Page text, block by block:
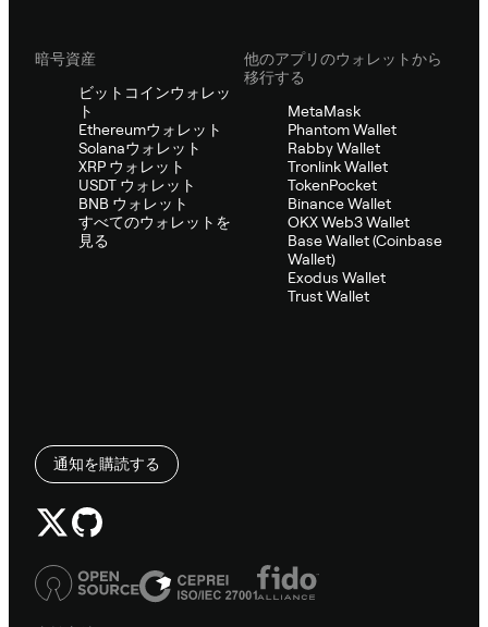
暗号資産
ビットコインウォレッ
ト
Ethereumウォレット
Solanaウォレット
XRP ウォレット
USDT ウォレット
BNB ウォレット
すべてのウォレットを
見る
他のアプリのウォレットから
移行する
MetaMask
Phantom Wallet
Rabby Wallet
Tronlink Wallet
TokenPocket
Binance Wallet
OKX Web3 Wallet
Base Wallet (Coinbase
Wallet)
Exodus Wallet
Trust Wallet
通知を購読する